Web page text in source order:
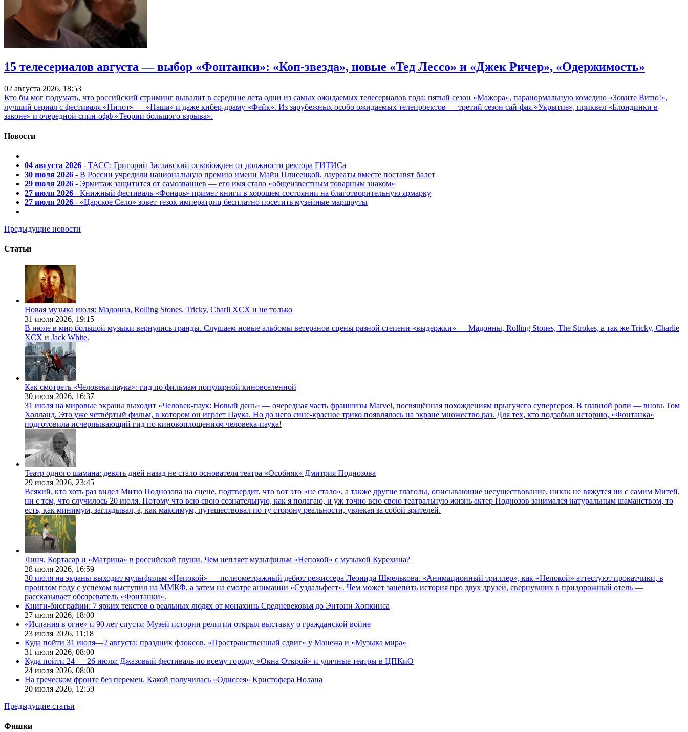
15 телесериалов августа — выбор «Фонтанки»: «Коп-звезда», новые «Тед Лессо» и «Джек Ричер», «Одержимость»
02 августа 2026, 18:53
Кто бы мог подумать, что российский стриминг вывалит в середине лета одни из самых ожидаемых телесериалов года: пятый сезон «Мажора», паранормальную комедию «Зовите Витю!»,
лучший сериал с фестиваля «Пилот» — «Паша» и даже кибер-драму «Фейк». Из зарубежных особо ожидаемых телепроектов — третий сезон сай-фая «Укрытие», приквел «Блондинки в
законе» и очередной спин-офф «Теории большого взрыва».
Новости
04 августа 2026 - ТАСС: Григорий Заславский освобожден от должности ректора ГИТИСа
30 июля 2026 - В России учредили национальную премию имени Майи Плисецкой, лауреаты вместе поставят балет
29 июля 2026 - Эрмитаж защитится от самозванцев — его имя стало «общеизвестным товарным знаком»
27 июля 2026 - Книжный фестиваль «Фонарь» примет книги в хорошем состоянии на благотворительную ярмарку
27 июля 2026 - «Царское Село» зовет тезок императриц бесплатно посетить музейные маршруты
Предыдущие новости
Статьи
Новая музыка июля: Мадонна, Rolling Stones, Tricky, Charli XCX и не только
31 июля 2026, 19:15
В июле в мир большой музыки вернулись гранды. Слушаем новые альбомы ветеранов сцены разной степени «выдержки» — Мадонны, Rolling Stones, The Strokes, а так же Tricky, Charlie
XCX и Jack White.
Как смотреть «Человека-паука»: гид по фильмам популярной киновселенной
30 июля 2026, 16:37
31 июля на мировые экраны выходит «Человек-паук: Новый день» — очередная часть франшизы Marvel, посвящённая похождениям прыгучего супергероя. В главной роли — вновь Том
Холланд. Это уже четвёртый фильм, в котором он играет Паука. Но до него сине-красное трико появлялось на экране множество раз. Для тех, кто подзабыл историю, «Фонтанка»
подготовила исчерпывающий гид по киновоплощениям человека-паука!
Театр одного шамана: девять дней назад не стало основателя театра «Особняк» Дмитрия Поднозова
29 июля 2026, 23:45
Всякий, кто хоть раз видел Митю Поднозова на сцене, подтвердит, что вот это «не стало», а также другие глаголы, описывающие несуществование, никак не вяжутся ни с самим Митей,
ни с тем, что случилось 20 июля. Потому что всю свою сознательную, как я полагаю, и уж точно всю свою театральную жизнь актер Поднозов занимался натуральным шаманством, то
есть, как минимум, заглядывал, а, как максимум, путешествовал по ту сторону реальности, увлекая за собой зрителей.
Линч, Кортасар и «Матрица» в российской глуши. Чем цепляет мультфильм «Непокой» с музыкой Курехина?
28 июля 2026, 16:59
30 июля на экраны выходит мультфильм «Непокой» — полнометражный дебют режиссера Леонида Шмелькова. «Анимационный триллер», как «Непокой» аттестуют прокатчики, в
прошлом году с успехом выступил на ММКФ, а затем на смотре анимации «Суздальфест». Чем может зацепить история про двух друзей, свернувших в придорожный отель —
рассказывает обозреватель «Фонтанки».
Книги-биографии: 7 ярких текстов о реальных людях от монахинь Средневековья до Энтони Хопкинса
27 июля 2026, 18:00
«Испания в огне» и 90 лет спустя: Музей истории религии открыл выставку о гражданской войне
23 июля 2026, 11:18
Куда пойти 31 июля—2 августа: праздник флоксов, «Пространственный сдвиг» у Манежа и «Музыка мира»
31 июля 2026, 08:00
Куда пойти 24 — 26 июля: Джазовый фестиваль по всему городу, «Окна Открой» и уличные театры в ЦПКиО
24 июля 2026, 08:00
На греческом фронте без перемен. Какой получилась «Одиссея» Кристофера Нолана
20 июля 2026, 12:59
Предыдущие статьи
Фишки